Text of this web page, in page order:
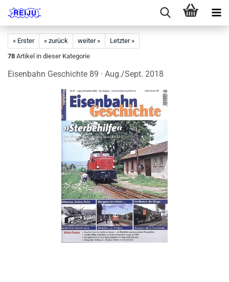
« Erster « zurück weiter »
Letzter »
78 Artikel in dieser Kategorie
Eisenbahn Geschichte 89 · Aug./Sept. 2018